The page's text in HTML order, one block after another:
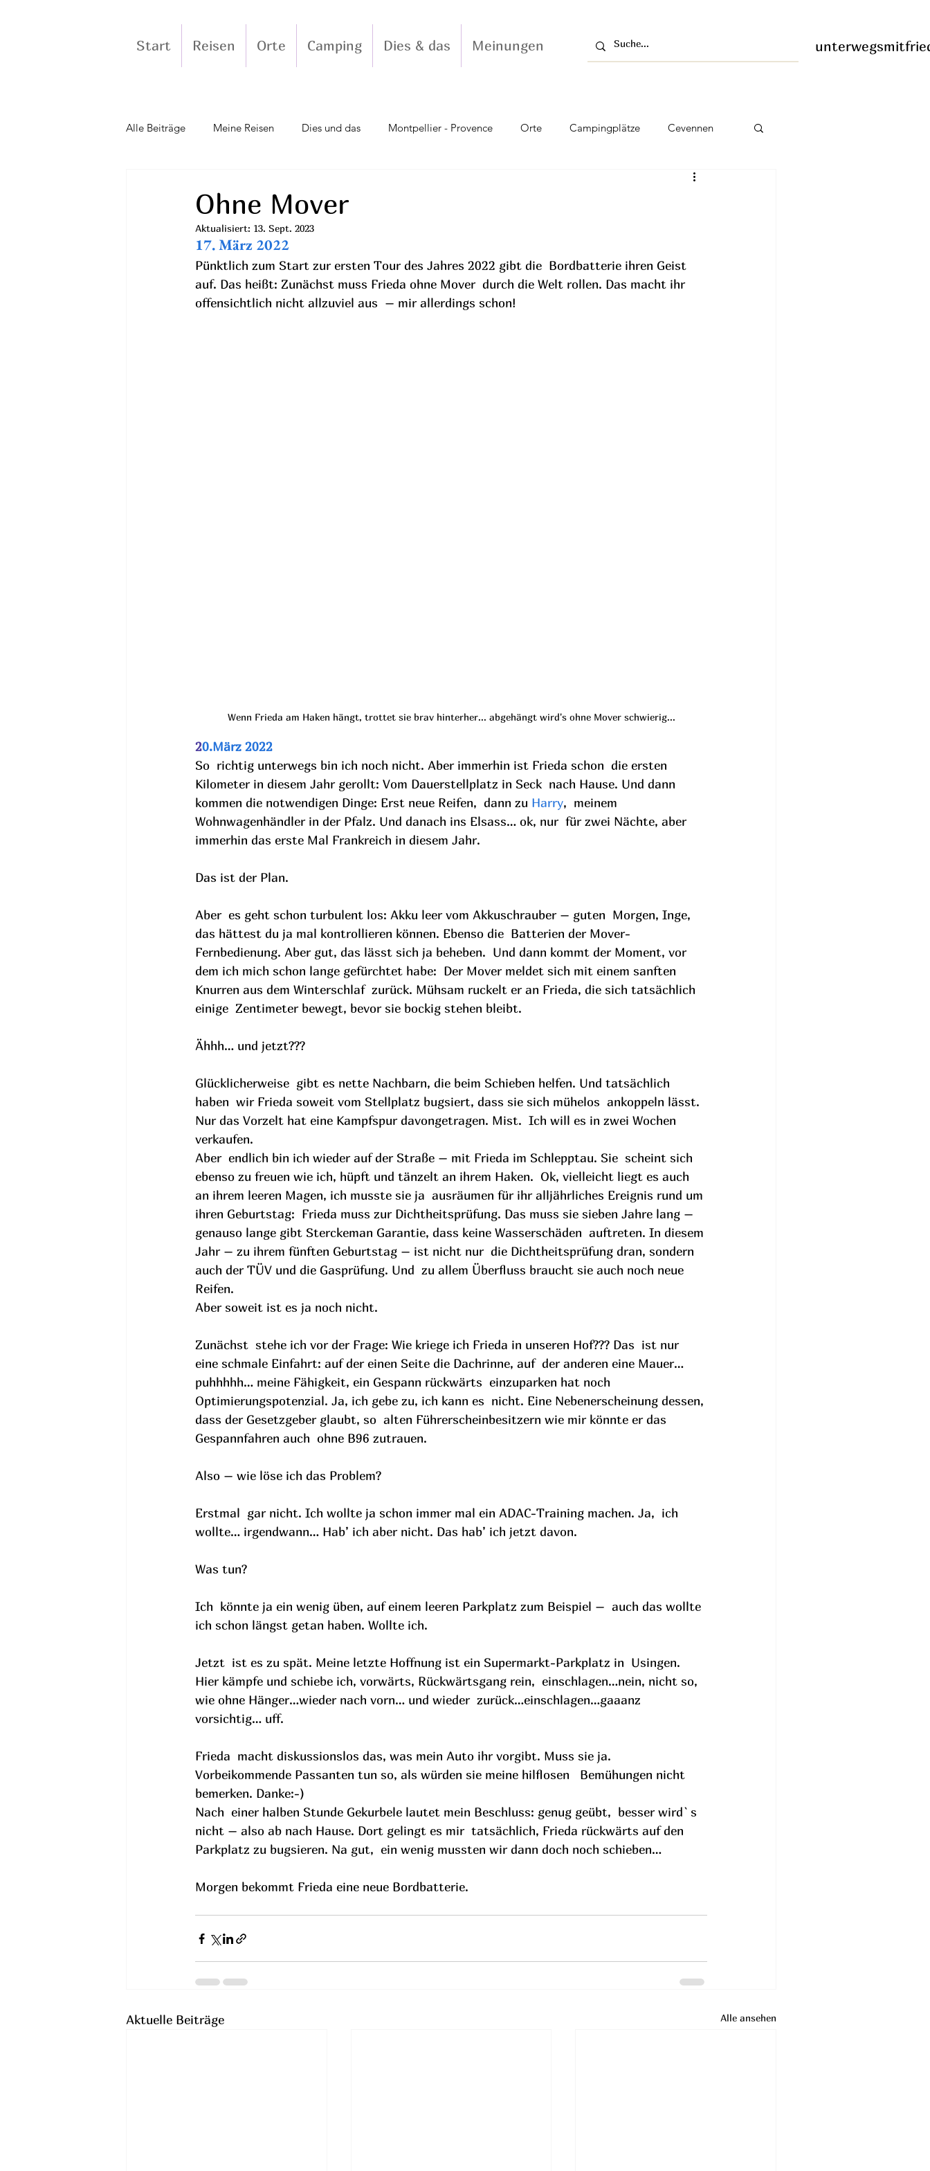
Start Reisen Orte Camping Dies & das Meinungen
Alle Beiträge Meine Reisen Dies und das Montpellier - Provence Orte Campingplätze Cevennen
Ohne Mover
Aktualisiert: 13. Sept. 2023
17. März 2022
Pünktlich zum Start zur ersten Tour des Jahres 2022 gibt die  Bordbatterie ihren Geist
auf. Das heißt: Zunächst muss Frieda ohne Mover  durch die Welt rollen. Das macht ihr
offensichtlich nicht allzuviel aus  – mir allerdings schon!
Wenn Frieda am Haken hängt, trottet sie brav hinterher... abgehängt wird's ohne Mover schwierig...
20.März 2022
So  richtig unterwegs bin ich noch nicht. Aber immerhin ist Frieda schon  die ersten
Kilometer in diesem Jahr gerollt: Vom Dauerstellplatz in Seck  nach Hause. Und dann
kommen die notwendigen Dinge: Erst neue Reifen,  dann zu Harry,  meinem
Wohnwagenhändler in der Pfalz. Und danach ins Elsass… ok, nur  für zwei Nächte, aber
immerhin das erste Mal Frankreich in diesem Jahr.
Das ist der Plan.
Aber  es geht schon turbulent los: Akku leer vom Akkuschrauber – guten  Morgen, Inge,
das hättest du ja mal kontrollieren können. Ebenso die  Batterien der Mover-
Fernbedienung. Aber gut, das lässt sich ja beheben.  Und dann kommt der Moment, vor
dem ich mich schon lange gefürchtet habe:  Der Mover meldet sich mit einem sanften
Knurren aus dem Winterschlaf  zurück. Mühsam ruckelt er an Frieda, die sich tatsächlich
einige  Zentimeter bewegt, bevor sie bockig stehen bleibt.
Ähhh… und jetzt???
Glücklicherweise  gibt es nette Nachbarn, die beim Schieben helfen. Und tatsächlich
haben  wir Frieda soweit vom Stellplatz bugsiert, dass sie sich mühelos  ankoppeln lässt.
Nur das Vorzelt hat eine Kampfspur davongetragen. Mist.  Ich will es in zwei Wochen
verkaufen.
Aber  endlich bin ich wieder auf der Straße – mit Frieda im Schlepptau. Sie  scheint sich
ebenso zu freuen wie ich, hüpft und tänzelt an ihrem Haken.  Ok, vielleicht liegt es auch
an ihrem leeren Magen, ich musste sie ja  ausräumen für ihr alljährliches Ereignis rund um
ihren Geburtstag:  Frieda muss zur Dichtheitsprüfung. Das muss sie sieben Jahre lang –
genauso lange gibt Sterckeman Garantie, dass keine Wasserschäden  auftreten. In diesem
Jahr – zu ihrem fünften Geburtstag – ist nicht nur  die Dichtheitsprüfung dran, sondern
auch der TÜV und die Gasprüfung. Und  zu allem Überfluss braucht sie auch noch neue
Reifen.
Aber soweit ist es ja noch nicht.
Zunächst  stehe ich vor der Frage: Wie kriege ich Frieda in unseren Hof??? Das  ist nur
eine schmale Einfahrt: auf der einen Seite die Dachrinne, auf  der anderen eine Mauer…
puhhhhh… meine Fähigkeit, ein Gespann rückwärts  einzuparken hat noch
Optimierungspotenzial. Ja, ich gebe zu, ich kann es  nicht. Eine Nebenerscheinung dessen,
dass der Gesetzgeber glaubt, so  alten Führerscheinbesitzern wie mir könnte er das
Gespannfahren auch  ohne B96 zutrauen.
Also – wie löse ich das Problem?
Erstmal  gar nicht. Ich wollte ja schon immer mal ein ADAC-Training machen. Ja,  ich
wollte… irgendwann… Hab’ ich aber nicht. Das hab’ ich jetzt davon.
Was tun?
Ich  könnte ja ein wenig üben, auf einem leeren Parkplatz zum Beispiel –  auch das wollte
ich schon längst getan haben. Wollte ich.
Jetzt  ist es zu spät. Meine letzte Hoffnung ist ein Supermarkt-Parkplatz in  Usingen.
Hier kämpfe und schiebe ich, vorwärts, Rückwärtsgang rein,  einschlagen…nein, nicht so,
wie ohne Hänger…wieder nach vorn… und wieder  zurück…einschlagen…gaaanz
vorsichtig… uff.
Frieda  macht diskussionslos das, was mein Auto ihr vorgibt. Muss sie ja.
Vorbeikommende Passanten tun so, als würden sie meine hilflosen   Bemühungen nicht
bemerken. Danke:-)
Nach  einer halben Stunde Gekurbele lautet mein Beschluss: genug geübt,  besser wird`s
nicht – also ab nach Hause. Dort gelingt es mir  tatsächlich, Frieda rückwärts auf den
Parkplatz zu bugsieren. Na gut,  ein wenig mussten wir dann doch noch schieben…
Morgen bekommt Frieda eine neue Bordbatterie.
Aktuelle Beiträge Alle ansehen